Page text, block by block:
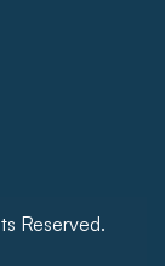
Reserved.